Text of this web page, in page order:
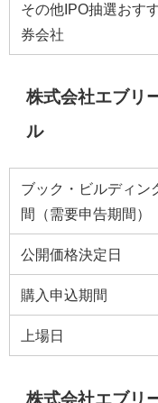
その他IPO抽選おす
券会社
株式会社エブリ
ル
ブック・ビルディン
間（需要申告期間）
公開価格決定日
購入申込期間
上場日
株式会社エブリ